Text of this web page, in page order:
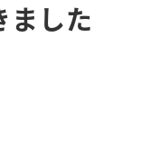
ました